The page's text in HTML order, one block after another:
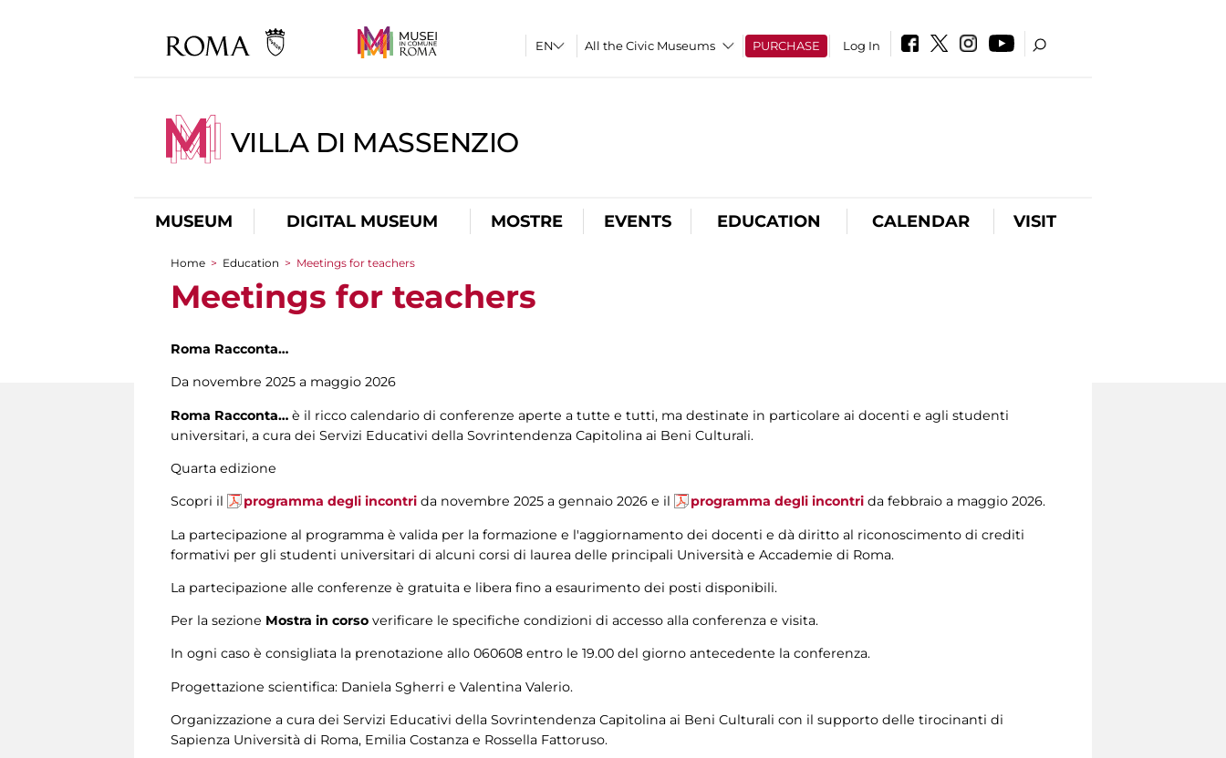
All the Civic Museums PURCHASE Log In
VILLA DI MASSENZIO
MUSEUM DIGITAL MUSEUM MOSTRE EVENTS EDUCATION CALENDAR VISIT
You are here
Home > Education > Meetings for teachers
Meetings for teachers
Roma Racconta…
Da novembre 2025 a maggio 2026
Roma Racconta… è il ricco calendario di conferenze aperte a tutte e tutti, ma destinate in particolare ai docenti e agli studenti
universitari, a cura dei Servizi Educativi della Sovrintendenza Capitolina ai Beni Culturali.
Quarta edizione
Scopri il programma degli incontri da novembre 2025 a gennaio 2026 e il programma degli incontri da febbraio a maggio 2026.
La partecipazione al programma è valida per la formazione e l'aggiornamento dei docenti e dà diritto al riconoscimento di crediti
formativi per gli studenti universitari di alcuni corsi di laurea delle principali Università e Accademie di Roma.
La partecipazione alle conferenze è gratuita e libera fino a esaurimento dei posti disponibili.
Per la sezione Mostra in corso verificare le specifiche condizioni di accesso alla conferenza e visita.
In ogni caso è consigliata la prenotazione allo 060608 entro le 19.00 del giorno antecedente la conferenza.
Progettazione scientifica: Daniela Sgherri e Valentina Valerio.
Organizzazione a cura dei Servizi Educativi della Sovrintendenza Capitolina ai Beni Culturali con il supporto delle tirocinanti di
Sapienza Università di Roma, Emilia Costanza e Rossella Fattoruso.